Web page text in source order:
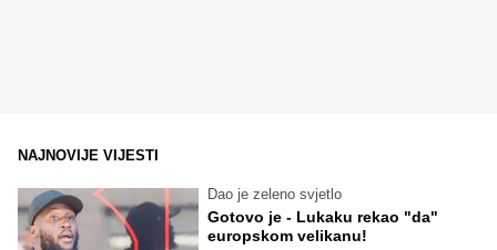
NAJNOVIJE VIJESTI
Dao je zeleno svjetlo
Gotovo je - Lukaku rekao "da"
europskom velikanu!